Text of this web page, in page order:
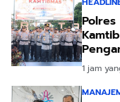
1 jam